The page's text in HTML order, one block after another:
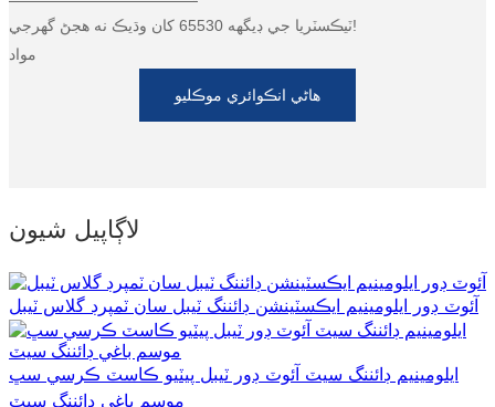
العربية
O'zbek
Hmong
नेपाली
ٽيڪسٽريا جي ڊيگهه 65530 کان وڌيڪ نه هجڻ گهرجي!
مواد
هاڻي انڪوائري موڪليو
لاڳاپيل شيون
آئوٽ ڊور ايلومينيم ايڪسٽينشن ڊائننگ ٽيبل سان ٽمپرڊ گلاس ٽيبل
ايلومينيم ڊائننگ سيٽ آئوٽ ڊور ٽيبل پيٽيو ڪاسٽ ڪرسي سڀ
موسم باغي ڊائننگ سيٽ